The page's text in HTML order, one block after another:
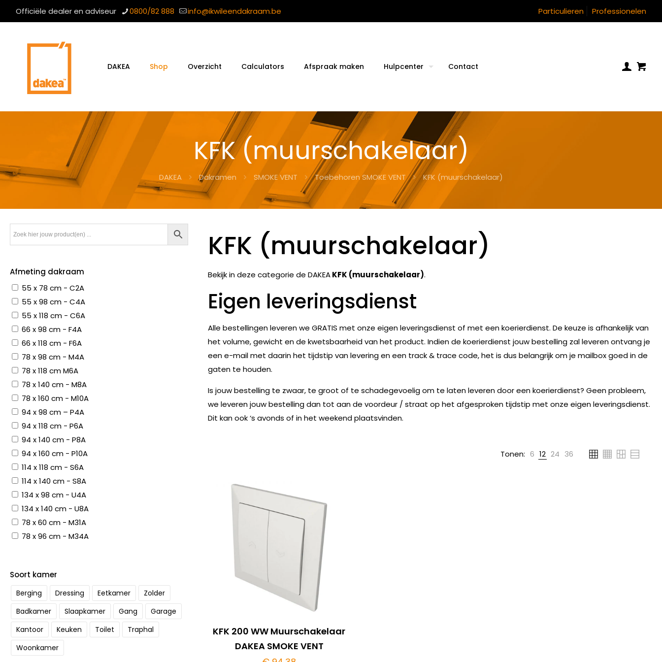
Officiële dealer en adviseur 0800/82 888 info@ikwileendakraam.be Particulieren Professionelen
DAKEA Shop Overzicht Calculators Afspraak maken Hulpcenter Contact
KFK (muurschakelaar)
DAKEA Dakramen SMOKE VENT Toebehoren SMOKE VENT KFK (muurschakelaar)
KFK (muurschakelaar)
Bekijk in deze categorie de DAKEAKFK (muurschakelaar).
Eigen leveringsdienst
Alle bestellingen leveren we GRATIS met onze eigen leveringsdienst of met een koerierdienst. De keuze is afhankelijk van
het volume, gewicht en de kwetsbaarheid van het product. Indien de koerierdienst jouw bestelling zal leveren ontvang je
een e-mail met daarin het tijdstip van levering en een track & trace code, het is dus belangrijk om je mailbox goed in de
gaten te houden.
Is jouw bestelling te zwaar, te groot of te schadegevoelig om te laten leveren door een koerierdienst? Geen probleem,
we leveren jouw bestelling dan tot aan de voordeur / straat op het afgesproken tijdstip met onze eigen leveringsdienst.
Dit kan ook ‘s avonds of in het weekend plaatsvinden.
Tonen: 6 12 24 36
KFK 200 WW Muurschakelaar
DAKEA SMOKE VENT
Afmeting dakraam
55 x 78 cm - C2A
55 x 98 cm - C4A
55 x 118 cm - C6A
66 x 98 cm - F4A
66 x 118 cm - F6A
78 x 98 cm - M4A
78 x 118 cm M6A
78 x 140 cm - M8A
78 x 160 cm - M10A
94 x 98 cm – P4A
94 x 118 cm - P6A
94 x 140 cm - P8A
94 x 160 cm - P10A
114 x 118 cm - S6A
114 x 140 cm - S8A
134 x 98 cm - U4A
134 x 140 cm - U8A
78 x 60 cm - M31A
78 x 96 cm - M34A
Soort kamer
Berging Dressing Eetkamer
Zolder
Badkamer
Slaapkamer Gang
Garage
Kantoor
Keuken Toilet
Traphal
Woonkamer